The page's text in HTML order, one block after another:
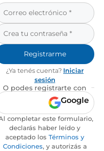
Registrarme
¿Ya tenés cuenta? Iniciar
sesión
O podes registrarte con
Google
completar este formulario,
declarás haber leído y
aceptado los Términos y
Condiciones, y autorizás a